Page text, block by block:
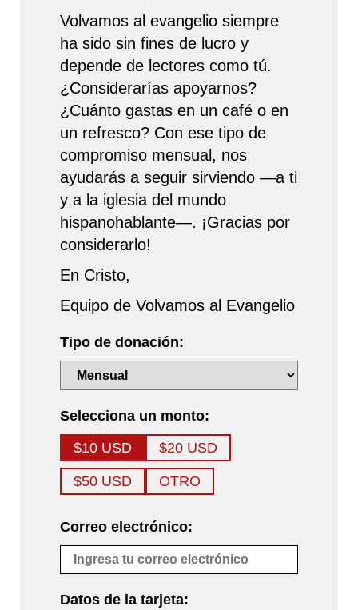
Volvamos al evangelio siempre
ha sido sin fines de lucro y
depende de lectores como tú.
¿Considerarías apoyarnos?
¿Cuánto gastas en un café o en
un refresco? Con ese tipo de
compromiso mensual, nos
ayudarás a seguir sirviendo —a ti
y a la iglesia del mundo
hispanohablante—. ¡Gracias por
considerarlo!
En Cristo,
Equipo de Volvamos al Evangelio
Tipo de donación:
Selecciona un monto:
$10 USD
$20 USD
$50 USD OTRO
Correo electrónico:
Datos de la tarjeta: